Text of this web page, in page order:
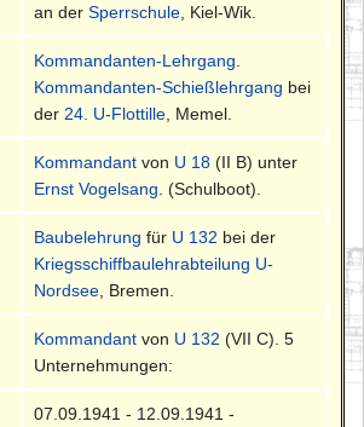
an derSperrschule , Kiel-Wik.
Kommandanten-Lehrgang
Kommandanten-Schießlehrgang bei
der 24. U-Flottille , Memel.
Kommandant von U 18 (II B) unter
Ernst Vogelsang . (Schulboot).
Baubelehrung für U 132 bei der
Kriegsschiffbaulehrabteilung U-
Nordsee , Bremen.
Kommandant von U 132 (VII C). 5
Unternehmungen:
07.09.1941 - 12.09.1941 -